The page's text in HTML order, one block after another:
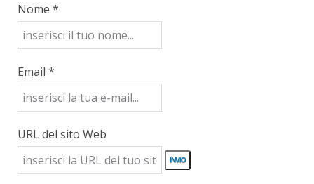
Nome *
Email *
URL del sito Web